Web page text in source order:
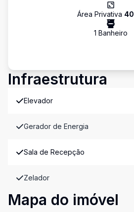
Área Privativa 40
1 Banheiro
Infraestrutura
Elevador
Gerador de Energia
Sala de Recepção
Zelador
Mapa do imóvel